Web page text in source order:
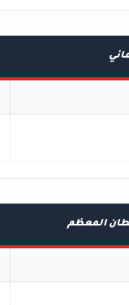
المعظم